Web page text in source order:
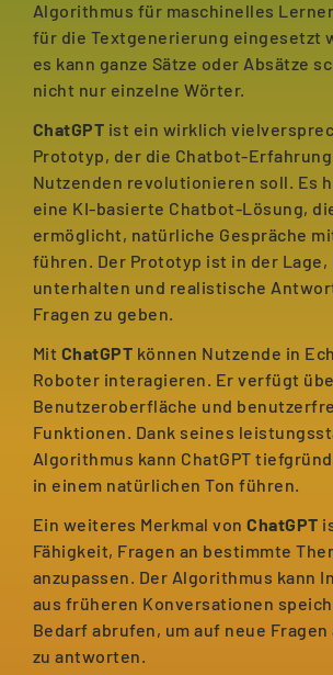
Algorithmus für maschinelles
für die Textgenerierung eingesetzt
es kann ganze Sätze oder Absätze
nicht nur einzelne Wörter.
ChatGPT ist ein wirklich
Prototyp, der die Chatbot-
Nutzenden revolutionieren soll. Es
eine KI-basierte Chatbot-Lösung,
ermöglicht, natürliche Gespräche
führen. Der Prototyp ist in der Lage,
unterhalten und realistische
Fragen zu geben.
Mit ChatGPT können Nutzende in
Roboter interagieren. Er verfügt
Benutzeroberfläche und
Funktionen. Dank seines
Algorithmus kann ChatGPT
in einem natürlichen Ton führen.
Ein weiteres Merkmal vonChatGPT
Fähigkeit, Fragen an bestimmte
anzupassen. Der Algorithmus kann
aus früheren Konversationen
Bedarf abrufen, um auf neue Fragen
zu antworten.